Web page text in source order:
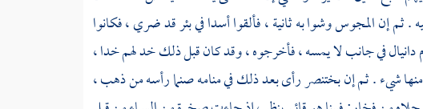
. ثم إنالمجوسوشوا به ثانية ، فألقوا أسدا في بئر قد ضري ، فكانوا
دانيالفي جانب لا يمسه ، فأخرجوه ، وقد كان قبل ذلك خد لهم خدا ،
شيء . ثم إنبختنصررأى بعد ذلك في منامه صنما رأسه من ذهب ،